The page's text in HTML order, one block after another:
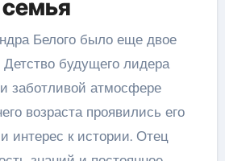
Белого было еще двое
Детство будущего лидера
заботливой атмосфере
возраста проявились его
интерес к истории. Отец